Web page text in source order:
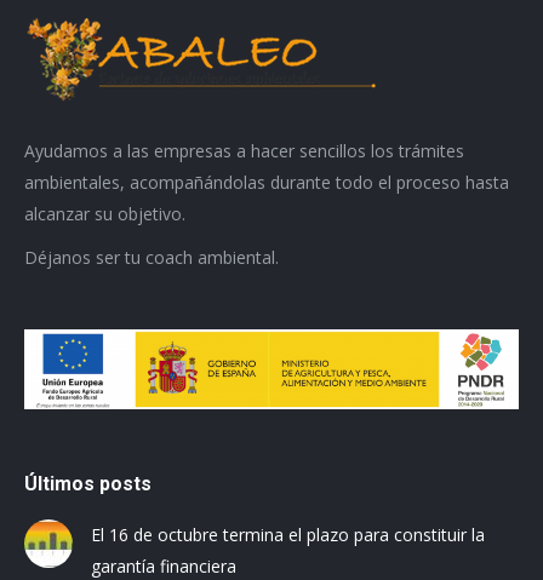
Ayudamos a las empresas a hacer sencillos los trámites
ambientales, acompañándolas durante todo el proceso hasta
alcanzar su objetivo.
Déjanos ser tu coach ambiental.
Últimos posts
El 16 de octubre termina el plazo para constituir la
garantía financiera